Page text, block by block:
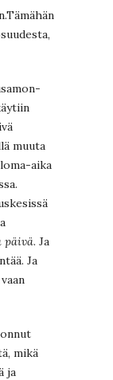
muuta
aika
päivä. Ja
Ja
mikä
ja